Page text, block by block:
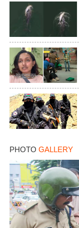
PHOTO GALLERY